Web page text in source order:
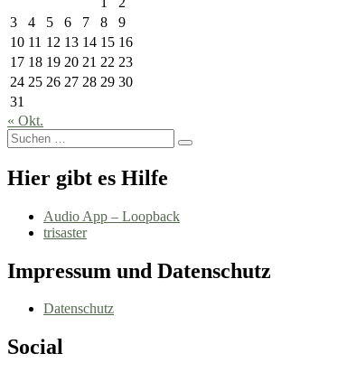
3
4 5 6 7 8
9
10 11 12 13 14 15 16
17 18 19 20 21 22 23
24 25 26 27 28 29 30
31
« Okt.
Suchen
nach:
Suchen
Hier gibt es Hilfe
Audio App – Loopback
trisaster
Impressum und Datenschutz
Datenschutz
Social